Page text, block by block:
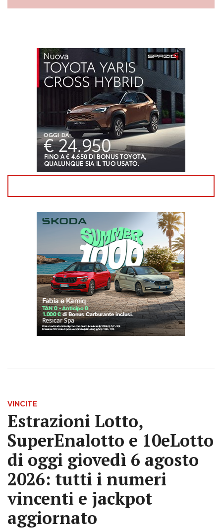
VINCITE
Estrazioni Lotto,
SuperEnalotto e 10eLotto
di oggi giovedì 6 agosto
2026: tutti i numeri
vincenti e jackpot
aggiornato